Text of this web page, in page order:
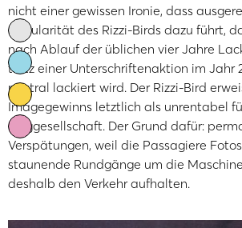
nicht einer gewissen Ironie, dass
Popularität des Rizzi-Birds dazu führt,
nach Ablauf der üblichen vier Jahre
trotz einer Unterschriftenaktion im Jahr
neutral lackiert wird. Der Rizzi-Bird
Imagegewinns letztlich als unrentabel
Fluggesellschaft. Der Grund dafür:
Verspätungen, weil die Passagiere
staunende Rundgänge um die
deshalb den Verkehr aufhalten.